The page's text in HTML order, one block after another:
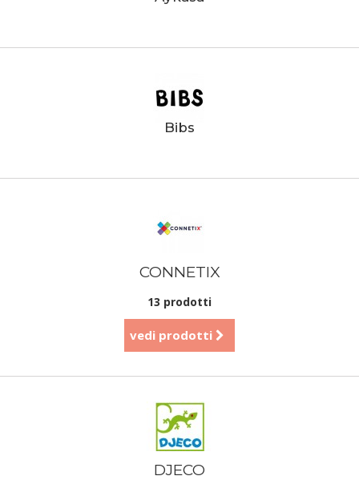
Bibs
CONNETIX
13 prodotti
vedi prodotti
DJECO